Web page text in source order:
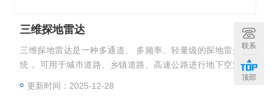
三维探地雷达
三维探地雷达是一种多通道、 多频率、轻量级的探地雷达系
统， 可用于城市道路、乡镇道路、高速公路进行地下空洞、
更新时间：2025-12-28
联系
顶部